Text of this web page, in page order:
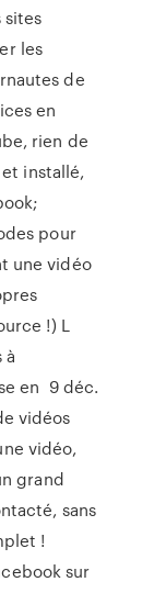
sites
les
de
en
rien de
installé,
pour
une vidéo
!) L
à
en 9 déc.
vidéos
vidéo,
grand
sans
!
sur